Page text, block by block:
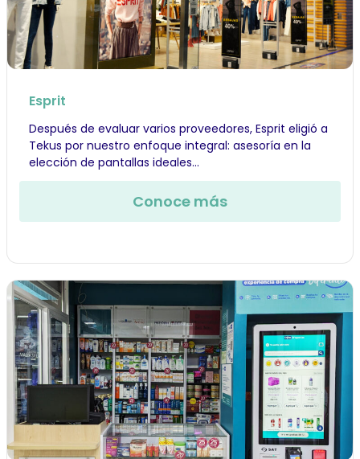
Esprit
Después de evaluar varios proveedores, Esprit eligió a
Tekus por nuestro enfoque integral: asesoría en la
elección de pantallas ideales...
Conoce más